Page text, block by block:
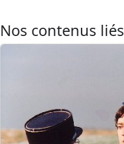
Nos contenus liés